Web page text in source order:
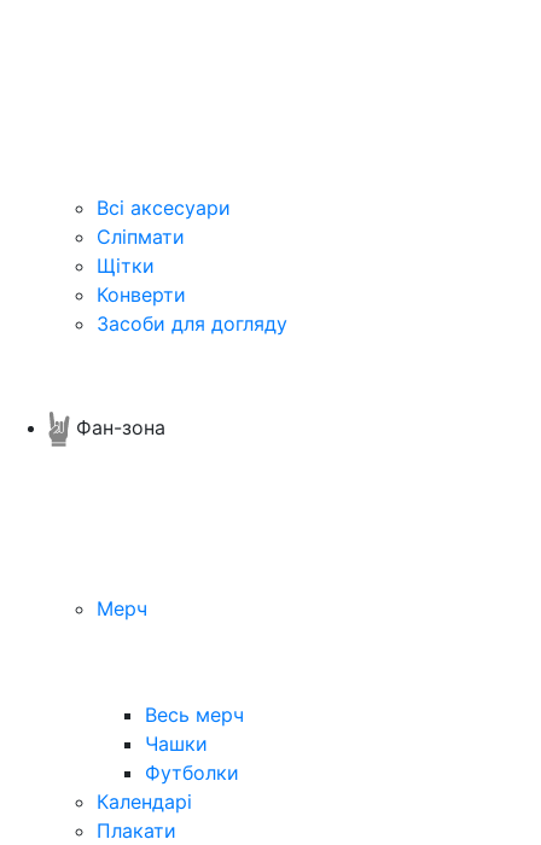
Всі аксесуари
Сліпмати
Щітки
Конверти
Засоби для догляду
Фан-зона
Мерч
Весь мерч
Чашки
Футболки
Календарі
Плакати